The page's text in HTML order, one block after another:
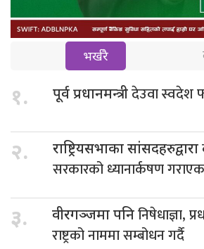
भर्खरै
१. पूर्व प्रधानमन्त्रीदेउवा स्वदेश
२. राष्ट्रियसभाका सांसदहरुद्वारा
सरकारको ध्यानार्कषण
३. वीरगञ्जमा पनिनिषेधाज्ञा,
राष्ट्रको नाममा सम्बोधन गर्दै